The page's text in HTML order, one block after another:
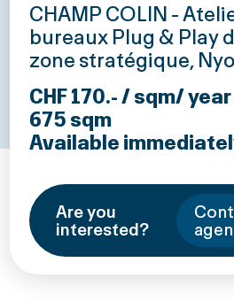
CHAMP COLIN -
bureaux Plug & Play
zone stratégique,
CHF 170.- / sqm/ year
675 sqm
Available
Are you
interested?